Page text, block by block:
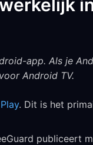
app. Als je
Android TV.
. Dit is het
publiceert